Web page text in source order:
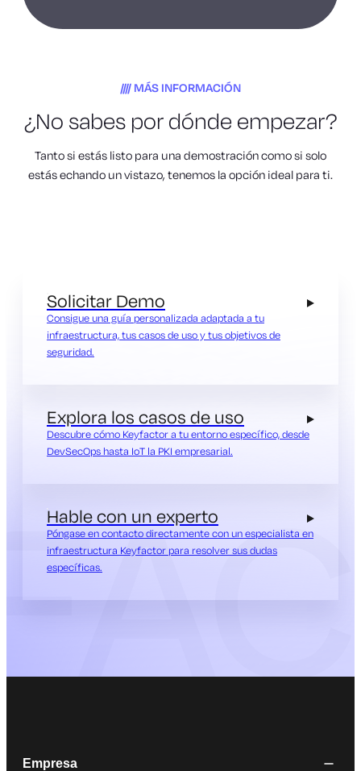
MÁS INFORMACIÓN
¿No sabes por dónde empezar?
Tanto si estás listo para una demostración como si solo
estás echando un vistazo, tenemos la opción ideal para ti.
Solicitar Demo
Consigue una guía personalizada adaptada a tu
infraestructura, tus casos de uso y tus objetivos de
seguridad.
Explora los casos de uso
Descubre cómo Keyfactor a tu entorno específico, desde
DevSecOps hasta IoT la PKI empresarial.
Hable con un experto
Póngase en contacto directamente con un especialista en
infraestructura Keyfactor para resolver sus dudas
específicas.
Empresa